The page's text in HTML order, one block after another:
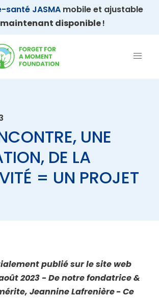
santé JASMAmobile et ajustable
maintenant disponible!
UNE
DE LA
= UN PROJET
publié sur le site web
2023 - Denotrefondatrice &
Jeannine Lafrenière- Ce